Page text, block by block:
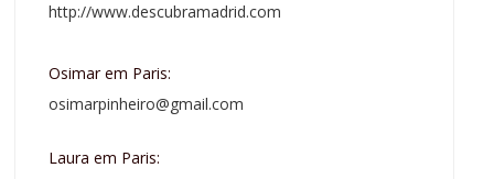
http://www.descubramadrid.com
Osimar em Paris:
osimarpinheiro@gmail.com
Laura em Paris: